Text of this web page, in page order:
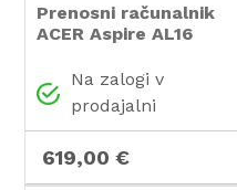
Prenosni računalnik
ACER Aspire AL16
Windows 11 PRO +
darilo antivirusni
program Trend
Micro Maximum
Security
Na zalogi v
prodajalni
619,00 €